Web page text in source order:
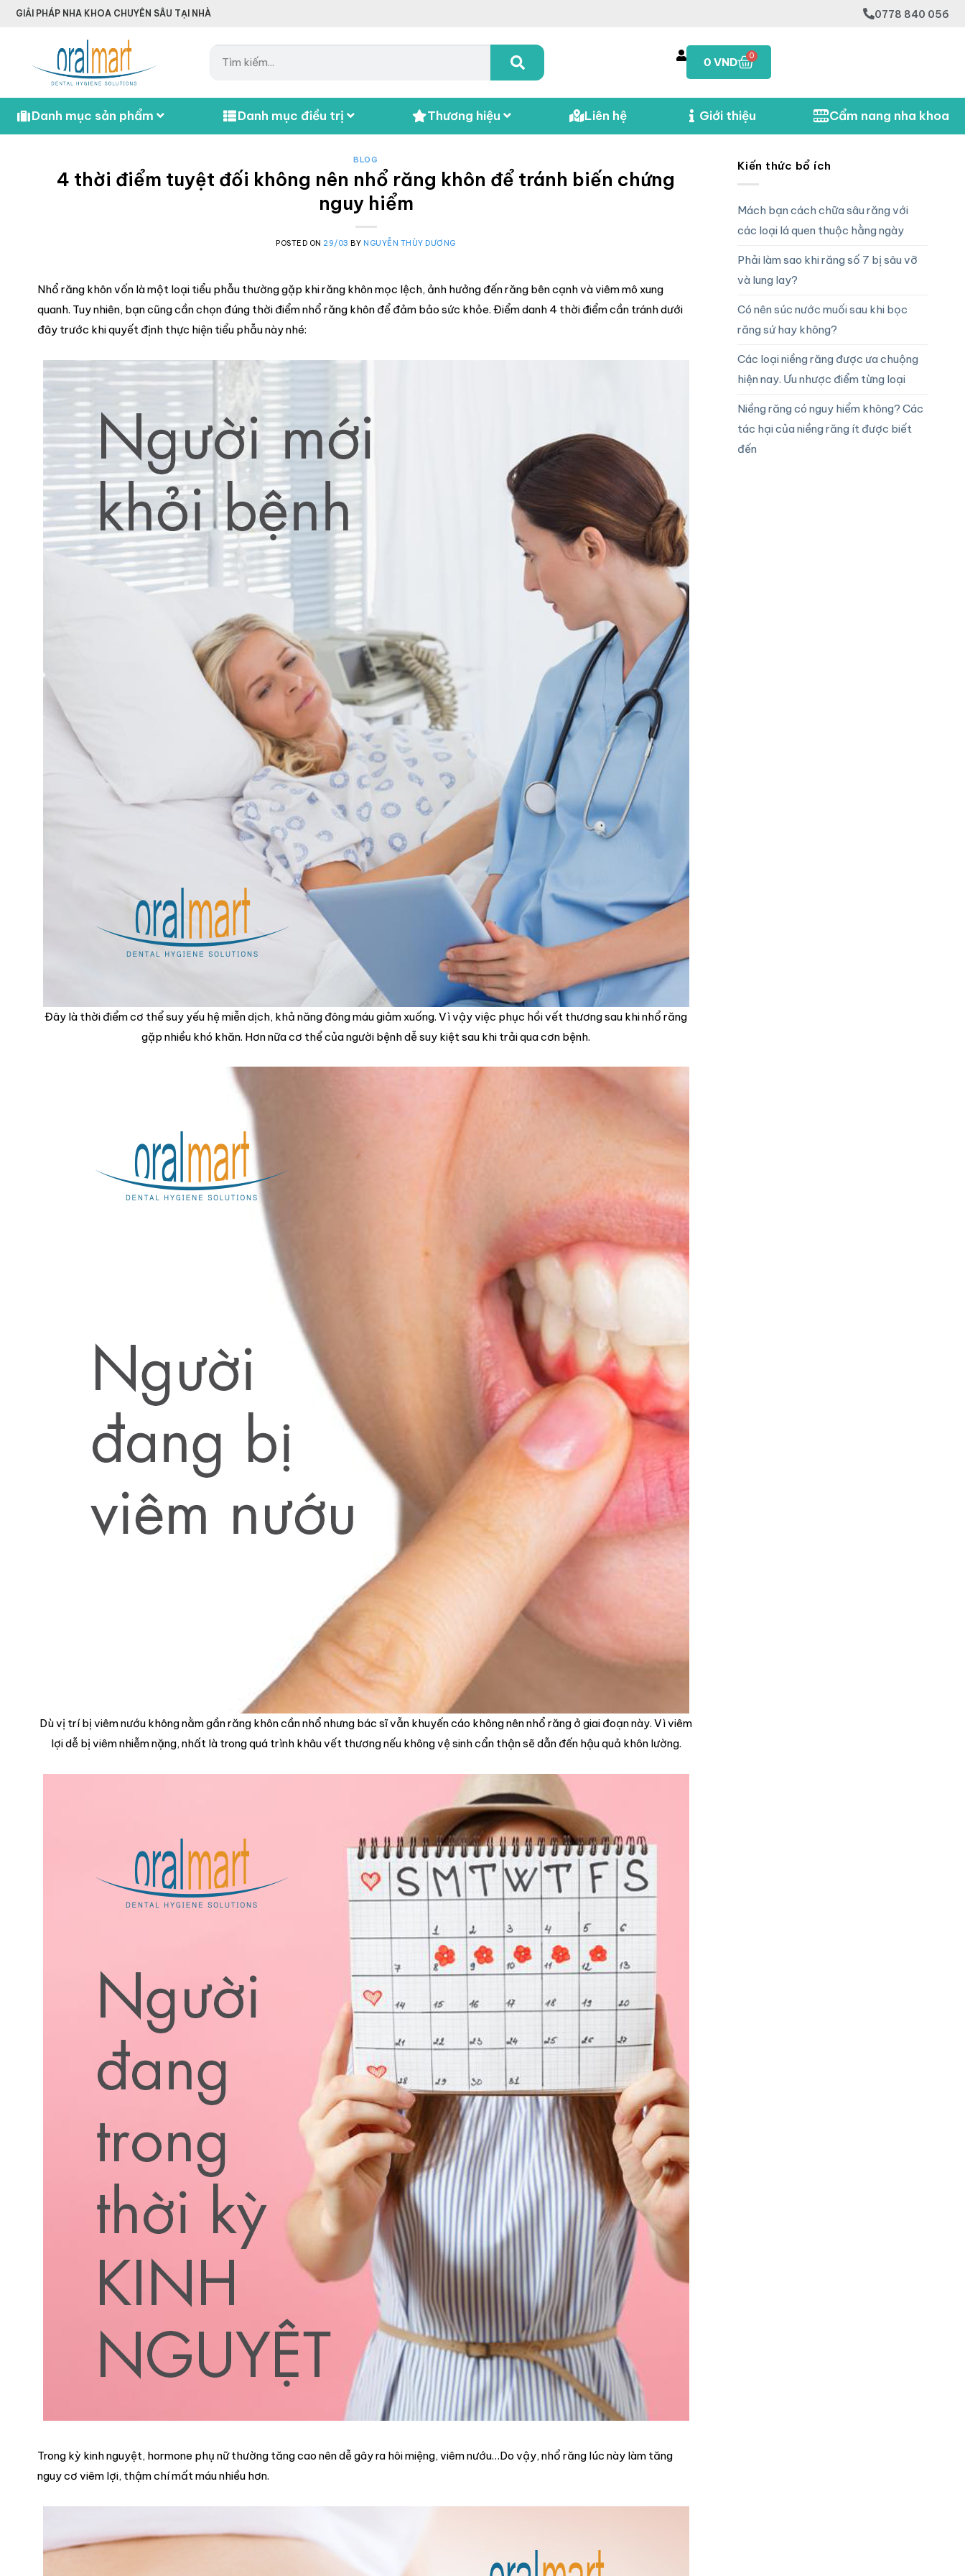
GIẢI PHÁP NHA KHOA CHUYÊN SÂU TẠI NHÀ 0778 840 056
0 VND 0
Danh mục sản phẩm Danh mục điều trị Thương hiệu Liên hệ Giới thiệu Cẩm nang nha khoa
BLOG
4 thời điểm tuyệt đối không nên nhổ răng khôn để tránh biến chứng
nguy hiểm
POSTED ON 29/03 BY NGUYỄN THÙY DƯƠNG
Nhổ răng khôn vốn là một loại tiểu phẫu thường gặp khi răng khôn mọc lệch, ảnh hưởng đến răng bên cạnh và viêm mô xung
quanh. Tuy nhiên, bạn cũng cần chọn đúng thời điểm nhổ răng khôn để đảm bảo sức khỏe. Điểm danh 4 thời điểm cần tránh dưới
đây trước khi quyết định thực hiện tiểu phẫu này nhé:
Đây là thời điểm cơ thể suy yếu hệ miễn dịch, khả năng đông máu giảm xuống. Vì vậy việc phục hồi vết thương sau khi nhổ răng
gặp nhiều khó khăn. Hơn nữa cơ thể của người bệnh dễ suy kiệt sau khi trải qua cơn bệnh.
Dù vị trí bị viêm nướu không nằm gần răng khôn cần nhổ nhưng bác sĩ vẫn khuyến cáo không nên nhổ răng ở giai đoạn này. Vì viêm
lợi dễ bị viêm nhiễm nặng, nhất là trong quá trình khâu vết thương nếu không vệ sinh cẩn thận sẽ dẫn đến hậu quả khôn lường.
Trong kỳ kinh nguyệt, hormone phụ nữ thường tăng cao nên dễ gây ra hôi miệng, viêm nướu…Do vậy, nhổ răng lúc này làm tăng
nguy cơ viêm lợi, thậm chí mất máu nhiều hơn.
Kiến thức bổ ích
Mách bạn cách chữa sâu răng với
các loại lá quen thuộc hằng ngày
Phải làm sao khi răng số 7 bị sâu vỡ
và lung lay?
Có nên súc nước muối sau khi bọc
răng sứ hay không?
Các loại niềng răng được ưa chuộng
hiện nay. Ưu nhược điểm từng loại
Niềng răng có nguy hiểm không? Các
tác hại của niềng răng ít được biết
đến